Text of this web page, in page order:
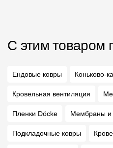
С этим товаром
Ендовые ковры Коньково-
Кровельная вентиляция
Пленки Döcke Мембраны и
Подкладочные ковры